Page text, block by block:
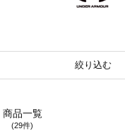
商品一覧
(29件)
絞り込む